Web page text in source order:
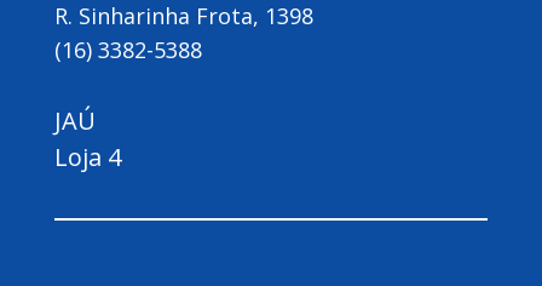
R. Sinharinha Frota, 1398
(16) 3382-5388
JAÚ
Loja 4